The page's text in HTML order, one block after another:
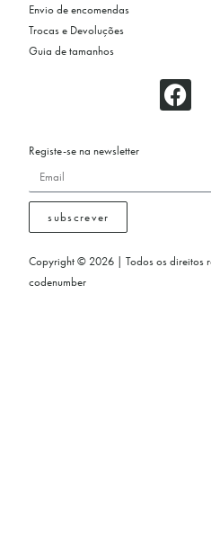
Envio de encomendas
Trocas e Devoluções
Guia de tamanhos
Registe-se na newsletter
subscrever
Copyright © 2026 | Todos os direitos
codenumber